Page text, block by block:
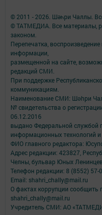
© 2011 - 2026. Шәһри Чаллы.
© ТАТМЕДИА. Все материалы,
законом.
Перепечатка,
информации,
размещенной на сайте,
редакций СМИ.
При поддержке
коммуникациям.
Наименование СМИ: Шəhри
№ свидетельства о
06.12.2016
выдано Федеральной службой
информационных технологий
ФИО главного редактора:
Адрес редакции: 423827,
Челны, бульвар Юных
Телефон редакции: 8 (8552) 57-
Email: shahri_chally@mail.ru
О фактах коррупции сообщить
shahri_chally@mail.ru
Учредитель СМИ: АО